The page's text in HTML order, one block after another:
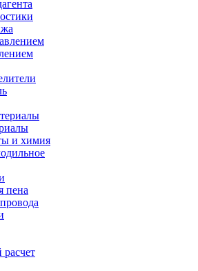
и химия
пена